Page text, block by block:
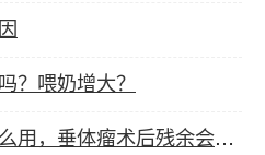
？喂奶增大？
垂体瘤术后残余会吸收吗？